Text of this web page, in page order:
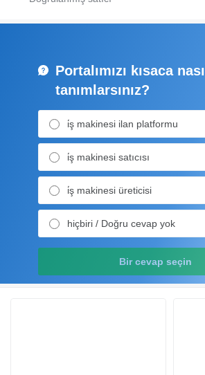
Portalımızı kısaca nasıl
tanımlarsınız?
i̇ş makinesi ilan platformu
i̇ş makinesi satıcısı
i̇ş makinesi üreticisi
hiçbiri / Doğru cevap yok
Bir cevap seçin